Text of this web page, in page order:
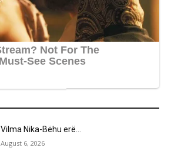
Vilma Nika-Bëhu erë…
August 6, 2026